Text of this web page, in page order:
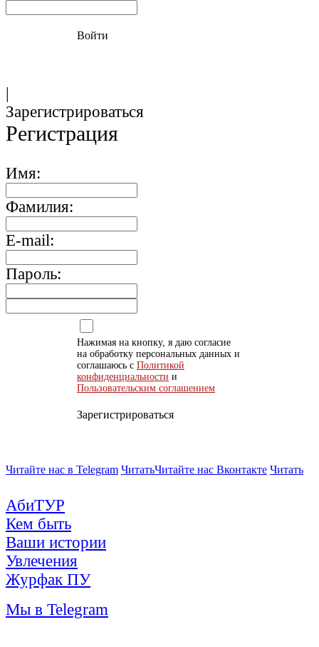
Войти
|
Зарегистрироваться
Регистрация
Имя:
Фамилия:
E-mail:
Пароль:
Нажимая на кнопку, я даю согласие
на обработку персональных данных и
соглашаюсь с Политикой
конфиденциальности и
Пользовательским соглашением
Зарегистрироваться
Читайте нас в Telegram ЧитатьЧитайте нас Вконтакте Читать
АбиТУР
Кем быть
Ваши истории
Увлечения
Журфак ПУ
Мы в Telegram